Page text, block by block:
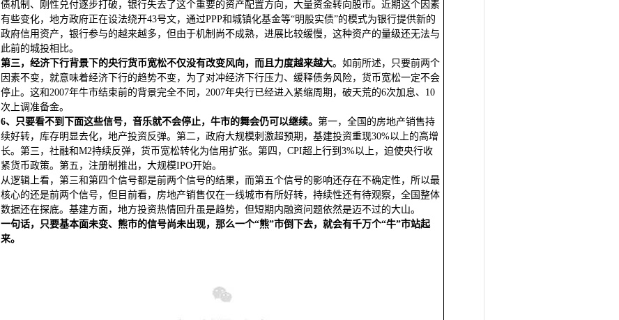
债机制、刚性兑付逐步打破，银行失去了这个重要的资产配置方向，大量资金转向股市。近期这个因素
有些变化，地方政府正在设法绕开43号文，通过PPP和城镇化基金等“明股实债”的模式为银行提供新的
政府信用资产，银行参与的越来越多，但由于机制尚不成熟，进展比较缓慢，这种资产的量级还无法与
此前的城投相比。
第三，经济下行背景下的央行货币宽松不仅没有改变风向，而且力度越来越大。如前所述，只要前两个
因素不变，就意味着经济下行的趋势不变，为了对冲经济下行压力、缓释债务风险，货币宽松一定不会
停止。这和2007年牛市结束前的背景完全不同，2007年央行已经进入紧缩周期，破天荒的6次加息、10
次上调准备金。
6、只要看不到下面这些信号，音乐就不会停止，牛市的舞会仍可以继续。 第一，全国的房地产销售持
续好转，库存明显去化，地产投资反弹。第二，政府大规模刺激超预期，基建投资重现30%以上的高增
长。第三，社融和M2持续反弹，货币宽松转化为信用扩张。第四，CPI超上行到3%以上，迫使央行收
紧货币政策。第五，注册制推出，大规模IPO开始。
从逻辑上看，第三和第四个信号都是前两个信号的结果，而第五个信号的影响还存在不确定性，所以最
核心的还是前两个信号，但目前看，房地产销售仅在一线城市有所好转，持续性还有待观察，全国整体
数据还在探底。基建方面，地方投资热情回升虽是趋势，但短期内融资问题依然是迈不过的大山。
一句话，只要基本面未变、熊市的信号尚未出现，那么一个“熊”市倒下去，就会有千万个“牛”市站起
来。